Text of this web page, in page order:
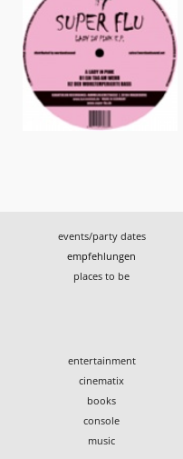
events/party dates
empfehlungen
places to be
entertainment
cinematix
books
console
music